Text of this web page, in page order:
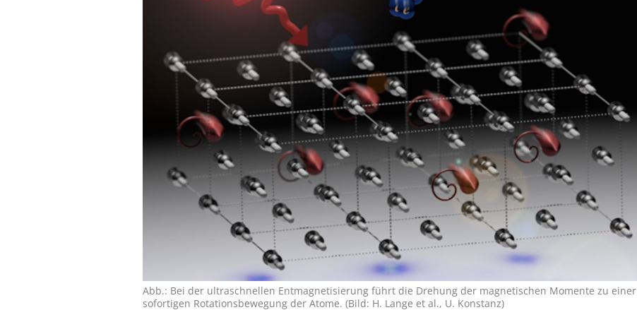
Abb.: Bei der ultraschnellen Entmagne­tisierung führt die Drehung der magne­tischen Momente zu einer
sofortigen Rotations­bewegung der Atome. (Bild: H. Lange et al., U. Konstanz)